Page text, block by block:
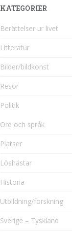
KATEGORIER
Berättelser ur livet
Litteratur
Bilder/bildkonst
Resor
Politik
Ord och språk
Platser
Löshästar
Historia
Utbildning/forskning
Sverige – Tyskland